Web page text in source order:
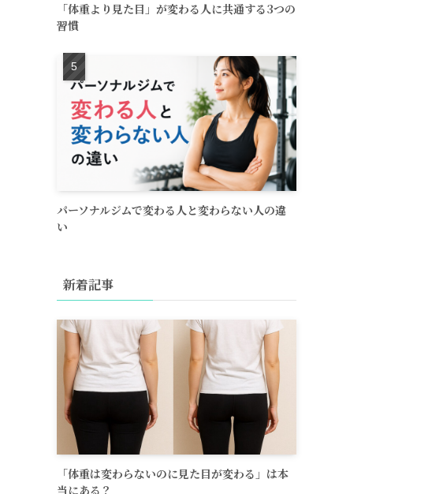
「体重より見た目」が変わる人に共通する3つの
習慣
パーソナルジムで変わる人と変わらない人の違
い
新着記事
「体重は変わらないのに見た目が変わる」は本
当にある？